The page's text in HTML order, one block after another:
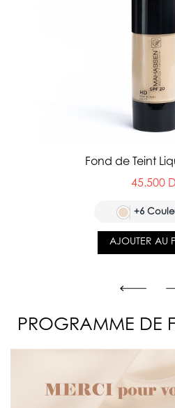
Fond de Teint
45.500 DT
+6
AJOUTER AU
PROGRAMME DE